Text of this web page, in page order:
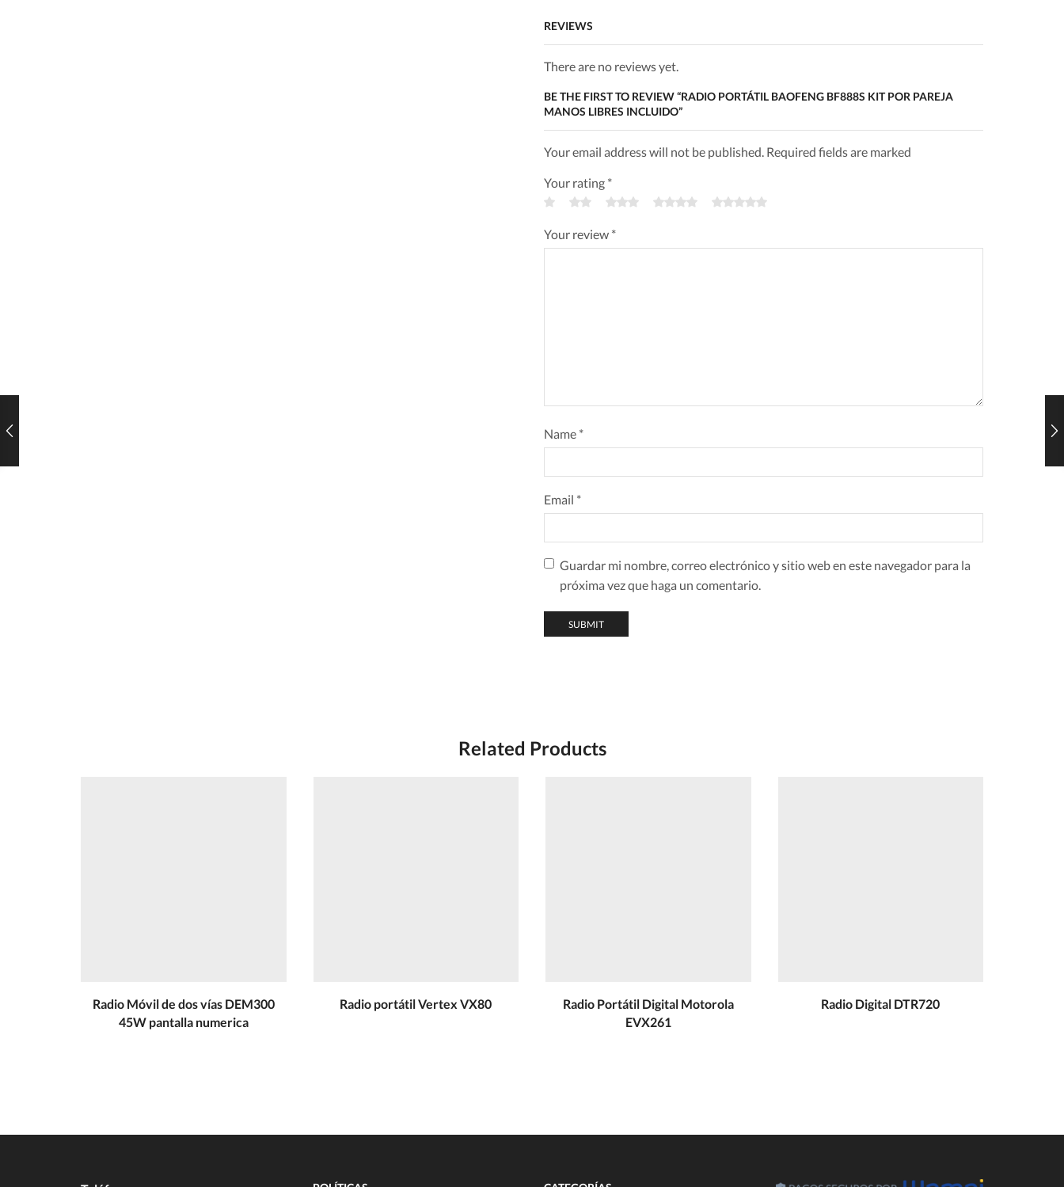
Potencia de salida: =5W
Sensibilidad: =0.20 µV
REVIEWS
There are no reviews yet.
BE THE FIRST TO REVIEW “RADIO PORTÁTIL BAOFENG BF888S KIT POR PAREJA
MANOS LIBRES INCLUIDO”
Your email address will not be published. Required fields are marked
Your rating *
Your review *
Name *
Email *
Guardar mi nombre, correo electrónico y sitio web en este navegador para la
próxima vez que haga un comentario.
Related Products
Radio Móvil de dos vías DEM300
45W pantalla numerica
Radio portátil Vertex VX80
Radio Portátil Digital Motorola
EVX261
Radio Digital DTR720